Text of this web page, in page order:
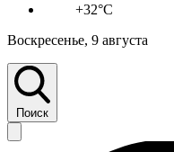
+32°C
Воскресенье, 9 августа
Поиск